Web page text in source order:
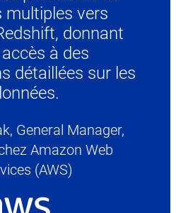
multiples vers
donnant
à des
détaillées sur les
General Manager,
Amazon Web
(AWS)